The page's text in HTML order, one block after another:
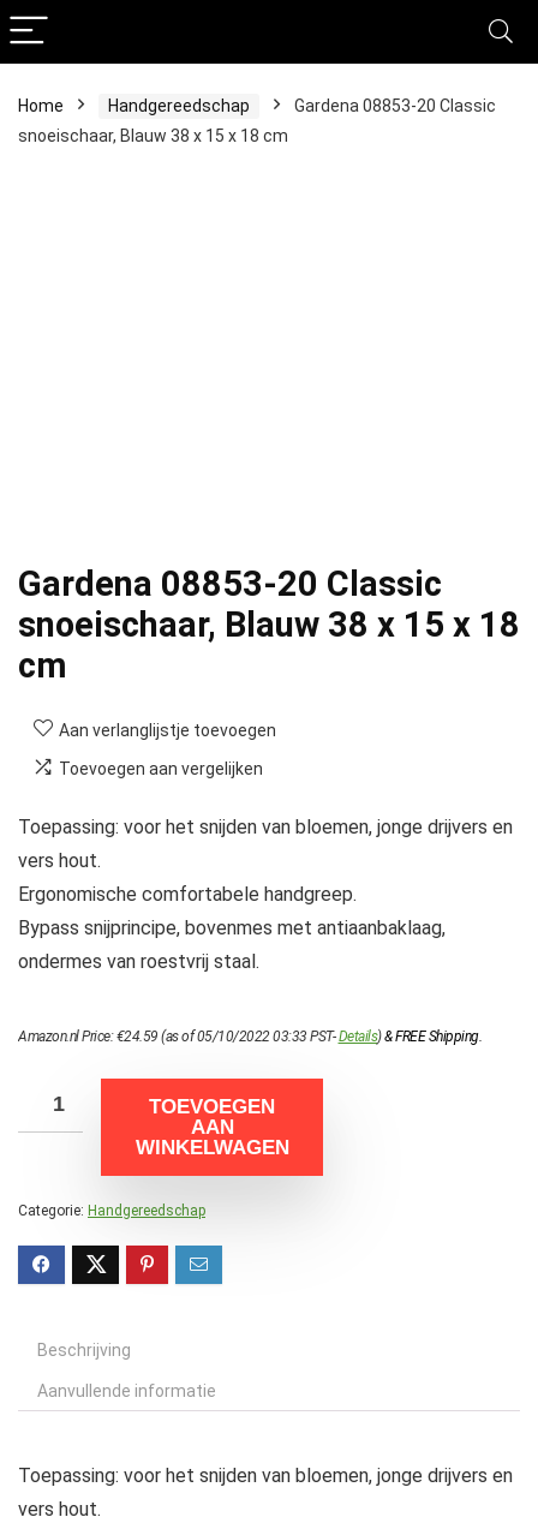
Home Handgereedschap
Gardena 08853-20 Classic
snoeischaar, Blauw 38 x 15 x 18 cm
Gardena 08853-20 Classic
snoeischaar, Blauw 38 x 15 x 18
cm
Aan verlanglijstje toevoegen
Toevoegen aan vergelijken
Toepassing: voor het snijden van bloemen, jonge drijvers en
vers hout.
Ergonomische comfortabele handgreep.
Bypass snijprincipe, bovenmes met antiaanbaklaag,
ondermes van roestvrij staal.
Amazon.nl Price:€24.59 (as of 05/10/2022 03:33 PST-Details)&FREE Shipping.
TOEVOEGEN
AAN
WINKELWAGEN
Categorie: Handgereedschap
Beschrijving
Aanvullende informatie
Toepassing: voor het snijden van bloemen, jonge drijvers en
vers hout.